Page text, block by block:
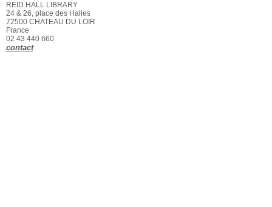
REID HALL LIBRARY
24 & 26, place des Halles
72500 CHATEAU DU LOIR
France
02 43 440 660
contact